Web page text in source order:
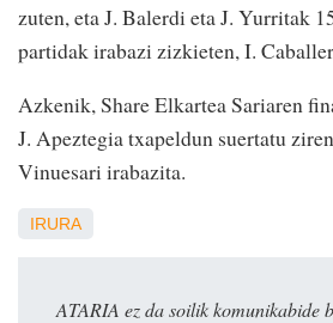
zuten, eta J. Balerdi eta J. Yurritak
partidak irabazi zizkieten, I.
Azkenik, Share Elkartea Sariaren
J. Apeztegia txapeldun suertatu
Vinuesari irabazita.
IRURA
ATARIA ez da soilik komunikabide